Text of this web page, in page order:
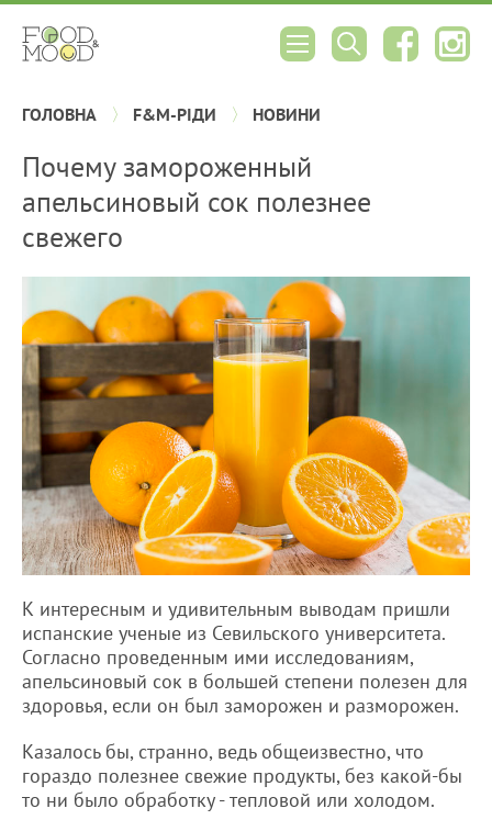
ГОЛОВНА F&M-РІДИ НОВИНИ
Почему замороженный
апельсиновый сок полезнее
свежего
К интересным и удивительным выводам пришли
испанские ученые из Севильского университета.
Согласно проведенным ими исследованиям,
апельсиновый сок в большей степени полезен для
здоровья, если он был заморожен и разморожен.
Казалось бы, странно, ведь общеизвестно, что
гораздо полезнее свежие продукты, без какой-бы
то ни было обработку - тепловой или холодом.